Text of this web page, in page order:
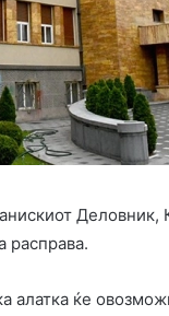
Деловник,
расправа.
алатка ќе